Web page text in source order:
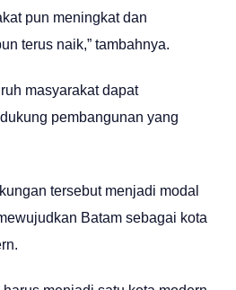
pun meningkat dan
terus naik,” tambahnya.
masyarakat dapat
pembangunan yang
tersebut menjadi modal
Batam sebagai kota